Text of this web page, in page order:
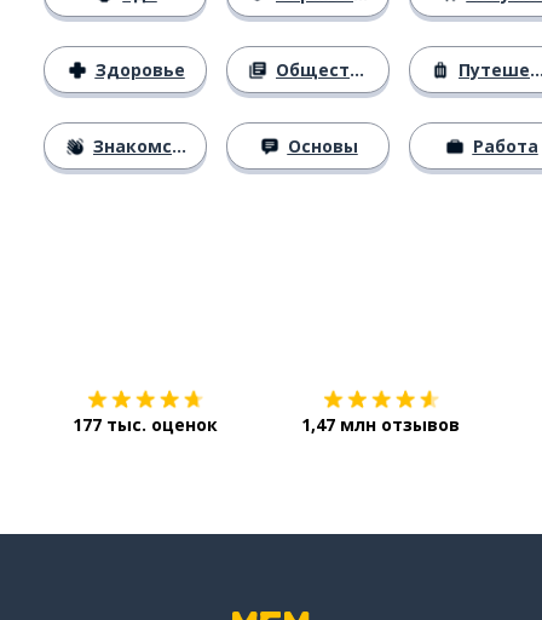
Здоровье
Знакомство
Общество
Основы
Путешествия
Работа
177 тыс. оценок 1,47 млн отзывов